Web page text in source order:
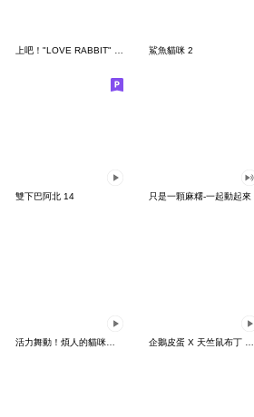
鯊魚貓咪 2
雙下巴阿北 14 只是一顆麻糬-一起動起來
活力舞動！煩人的貓咪★迷你版 2 企鵝皮蛋 X 天竺鼠布丁 有點厭世